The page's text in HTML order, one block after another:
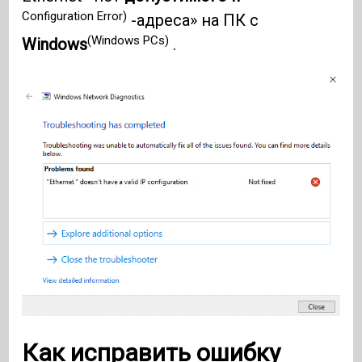
Configuration Error) -адреса» на ПК с
Windows(Windows PCs) .
Как исправить ошибку